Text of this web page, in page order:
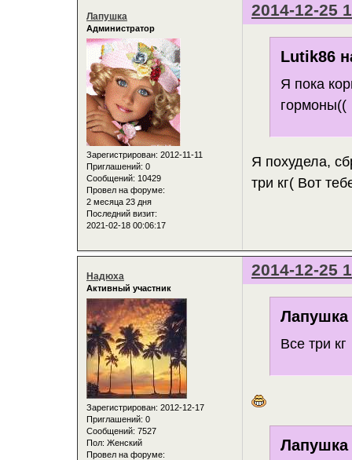
2014-12-25
Лапушка
Администратор
Зарегистрирован: 2012-11-11
Приглашений: 0
Сообщений: 10429
Провел на форуме:
2 месяца 23 дня
Последний визит:
2021-02-18 00:06:17
Lutik86
Я пока
гормоны((
Я похудела,
три кг( Вот
2014-12-25
Надюха
Активный участник
Зарегистрирован: 2012-12-17
Приглашений: 0
Сообщений: 7527
Пол: Женский
Провел на форуме:
Лапушка
Все три кг
Лапушка